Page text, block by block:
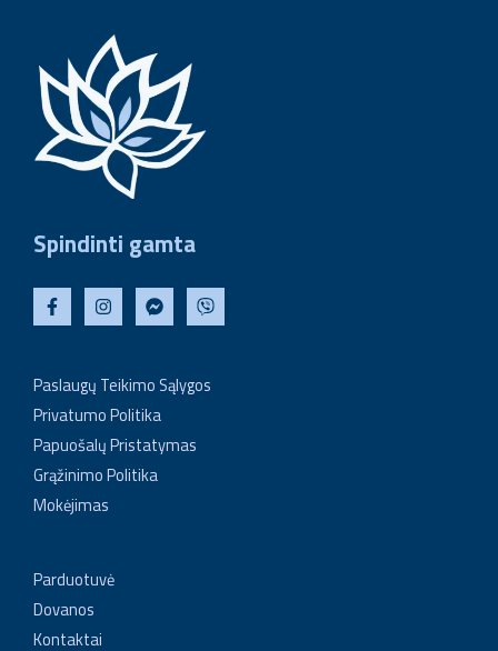
Spindinti gamta
Paslaugų Teikimo Sąlygos
Privatumo Politika
Papuošalų Pristatymas
Grąžinimo Politika
Mokėjimas
Parduotuvė
Dovanos
Kontaktai